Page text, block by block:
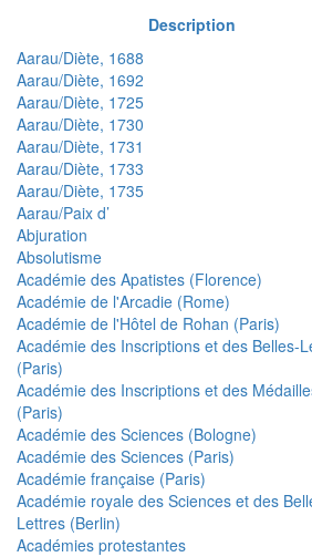
Description
Aarau/Diète, 1688
Aarau/Diète, 1692
Aarau/Diète, 1725
Aarau/Diète, 1730
Aarau/Diète, 1731
Aarau/Diète, 1733
Aarau/Diète, 1735
Aarau/Paix d’
Abjuration
Absolutisme
Académie des Apatistes (Florence)
Académie de l'Arcadie (Rome)
Académie de l'Hôtel de Rohan (Paris)
Académie des Inscriptions et des Belles-
(Paris)
Académie des Inscriptions et des
(Paris)
Académie des Sciences (Bologne)
Académie des Sciences (Paris)
Académie française (Paris)
Académie royale des Sciences et des
Lettres (Berlin)
Académies protestantes